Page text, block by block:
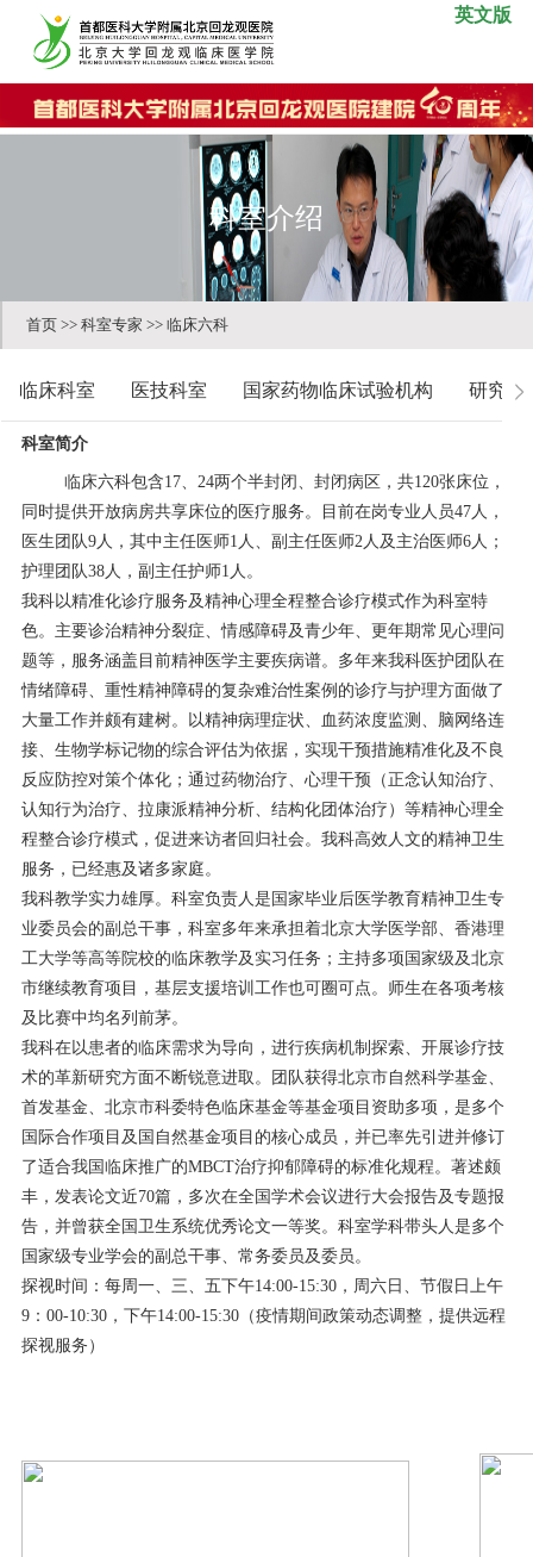
英文版
科室介绍
临床科室 医技科室 国家药物临床试验机构 研究中
首页 >> 科室专家 >> 临床六科
科室简介
临床六科包含17、24两个半封闭、封闭病区，共120张床位，
同时提供开放病房共享床位的医疗服务。目前在岗专业人员47人，
医生团队9人，其中主任医师1人、副主任医师2人及主治医师6人；
护理团队38人，副主任护师1人。
我科以精准化诊疗服务及精神心理全程整合诊疗模式作为科室特
色。主要诊治精神分裂症、情感障碍及青少年、更年期常见心理问
题等，服务涵盖目前精神医学主要疾病谱。多年来我科医护团队在
情绪障碍、重性精神障碍的复杂难治性案例的诊疗与护理方面做了
大量工作并颇有建树。以精神病理症状、血药浓度监测、脑网络连
接、生物学标记物的综合评估为依据，实现干预措施精准化及不良
反应防控对策个体化；通过药物治疗、心理干预（正念认知治疗、
认知行为治疗、拉康派精神分析、结构化团体治疗）等精神心理全
程整合诊疗模式，促进来访者回归社会。我科高效人文的精神卫生
服务，已经惠及诸多家庭。
我科教学实力雄厚。科室负责人是国家毕业后医学教育精神卫生专
业委员会的副总干事，科室多年来承担着北京大学医学部、香港理
工大学等高等院校的临床教学及实习任务；主持多项国家级及北京
市继续教育项目，基层支援培训工作也可圈可点。师生在各项考核
及比赛中均名列前茅。
我科在以患者的临床需求为导向，进行疾病机制探索、开展诊疗技
术的革新研究方面不断锐意进取。团队获得北京市自然科学基金、
首发基金、北京市科委特色临床基金等基金项目资助多项，是多个
国际合作项目及国自然基金项目的核心成员，并已率先引进并修订
了适合我国临床推广的MBCT治疗抑郁障碍的标准化规程。著述颇
丰，发表论文近70篇，多次在全国学术会议进行大会报告及专题报
告，并曾获全国卫生系统优秀论文一等奖。科室学科带头人是多个
国家级专业学会的副总干事、常务委员及委员。
探视时间：每周一、三、五下午14:00-15:30，周六日、节假日上午
9：00-10:30，下午14:00-15:30（疫情期间政策动态调整，提供远程
探视服务）